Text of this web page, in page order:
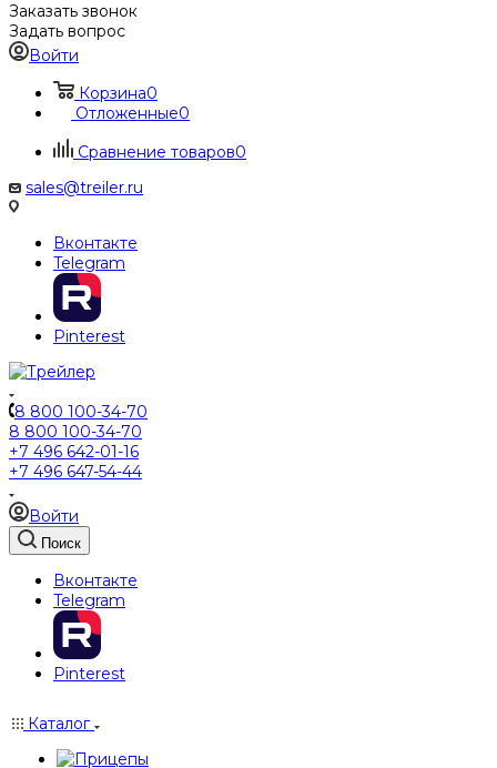
Заказать звонок
Задать вопрос
Войти
Корзина0
Отложенные0
Сравнение товаров0
sales@treiler.ru
Вконтакте
Telegram
Pinterest
8 800 100-34-70
8 800 100-34-70
+7 496 642-01-16
+7 496 647-54-44
Войти
Поиск
Вконтакте
Telegram
Pinterest
Каталог